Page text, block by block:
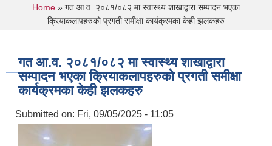
You are here
Home » गत आ.व. २०८१/०८२ मा स्वास्थ्य शाखाद्वारा सम्पादन भएका
क्रियाकलापहरुको प्रगती समीक्षा कार्यक्रमका केही झलकहरु
गत आ.व. २०८१/०८२ मा स्वास्थ्य शाखाद्वारा
सम्पादन भएका क्रियाकलापहरुको प्रगती समीक्षा
कार्यक्रमका केही झलकहरु
Submitted on: Fri, 09/05/2025 - 11:05